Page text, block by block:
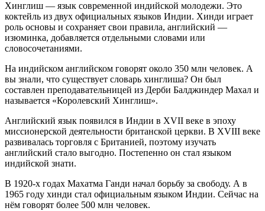
Хинглиш — язык современной индийской молодежи. Это
коктейль из двух официальных языков Индии. Хинди играет
роль основы и сохраняет свои правила, английский —
изюминка, добавляется отдельными словами или
словосочетаниями.
На индийском английском говорят около 350 млн человек. А
вы знали, что существует словарь хинглиша? Он был
составлен преподавательницей из Дерби Балджиндер Махал и
называется «Королевский Хинглиш».
Английский язык появился в Индии в XVII веке в эпоху
миссионерской деятельности британской церкви. В XVIII веке
развивалась торговля с Британией, поэтому изучать
английский стало выгодно. Постепенно он стал языком
индийской знати.
В 1920-х годах Махатма Ганди начал борьбу за свободу. А в
1965 году хинди стал официальным языком Индии. Сейчас на
нём говорят более 500 млн человек.